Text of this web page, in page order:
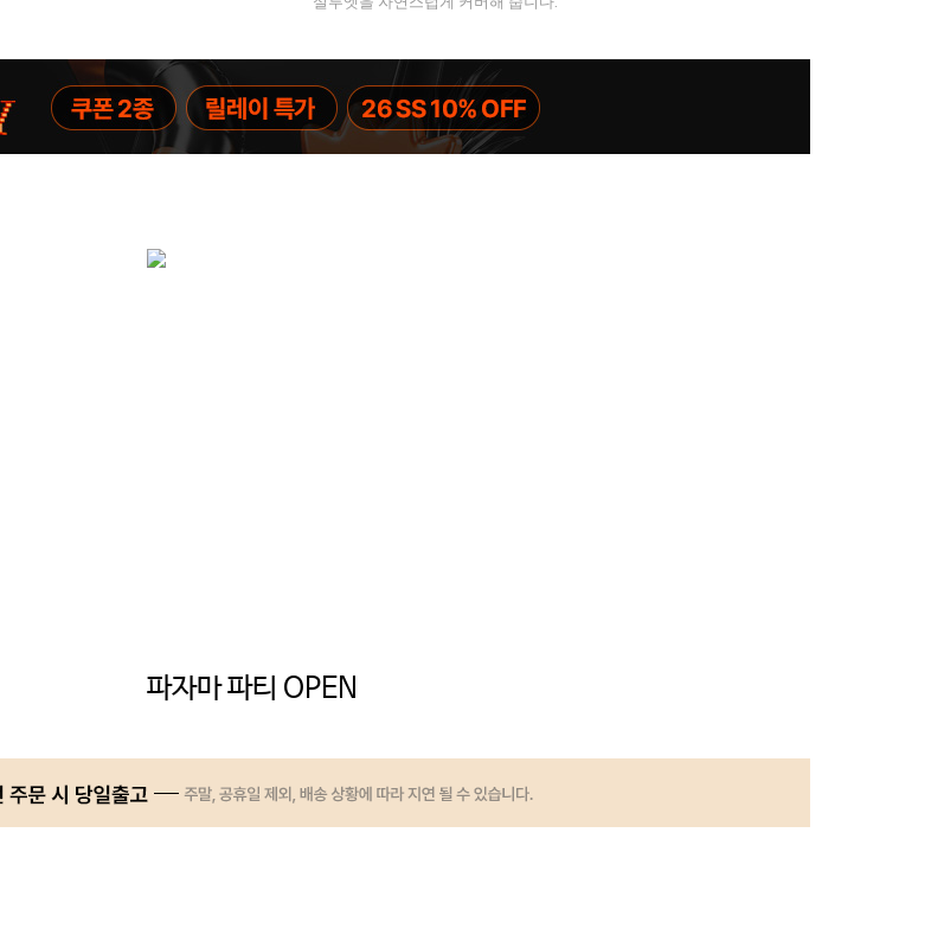
파자마 파티 OPEN